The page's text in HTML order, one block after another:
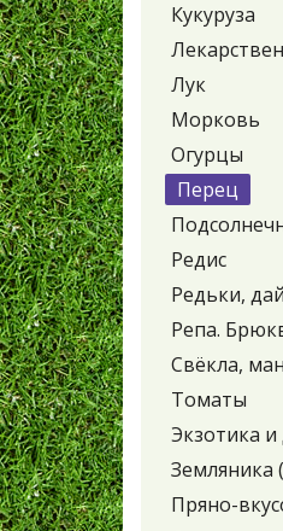
Кукуруза
Лук
Морковь
Огурцы
Перец
Редис
Редьки,
Репа.
Свёкла,
Томаты
Экзотика и
Земляника
Пряно-